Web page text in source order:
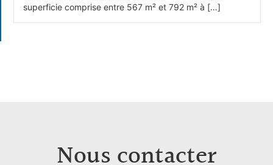
superficie comprise entre 567 m² et 792 m² à […]
Nous contacter